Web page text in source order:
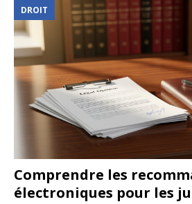
DROIT
Comprendre les
électroniques pour les